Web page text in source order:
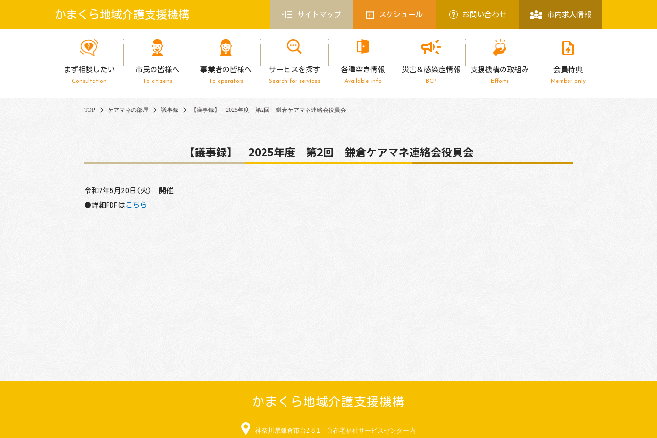
かまくら地域介護支援機構 サイトマップ スケジュール お問い合わせ 市内求人情報
まず相談したい
Consultation
市民の皆様へ
To citizens
事業者の皆様へ
To operators
サービスを探す
Search for services
各種空き情報
Available info
災害＆感染症情報
BCP
支援機構の取組み
Efforts
会員特典
Member only
TOP ケアマネの部屋 議事録 【議事録】 2025年度 第2回 鎌倉ケアマネ連絡会役員会
【議事録】 2025年度 第2回 鎌倉ケアマネ連絡会役員会
令和7年5月20日(火) 開催
●詳細PDFは こちら
かまくら地域介護支援機構
神奈川県鎌倉市台2-8-1 台在宅福祉サービスセンター内